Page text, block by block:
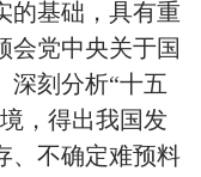
的基础，具有重
会党中央关于国
深刻分析“十五
，得出我国发
、不确定难预料